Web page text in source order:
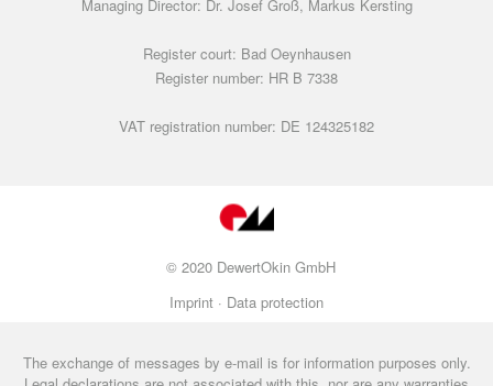
Managing Director: Dr. Josef Groß, Markus Kersting
Register court: Bad Oeynhausen
Register number: HR B 7338
VAT registration number: DE 124325182
© 2020 DewertOkin GmbH
Imprint · Data protection
The exchange of messages by e-mail is for information purposes only.